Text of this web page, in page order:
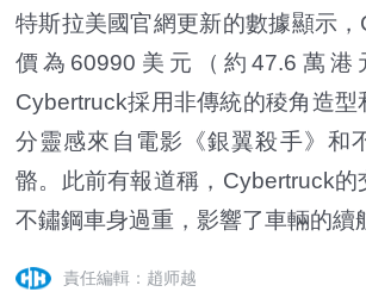
特斯拉美國官網更新的數據顯示
價為60990美元（約47.6萬港
Cybertruck採用非傳統的稜角造型
分靈感來自電影《銀翼殺手》和
骼。此前有報道稱，Cybertruck的
不鏽鋼車身過重，影響了車輛的續
責任編輯：趙师越